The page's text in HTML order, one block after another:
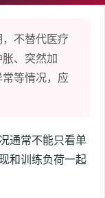
不替代医疗
、突然加
等情况，应
通常不能只看单
和训练负荷一起